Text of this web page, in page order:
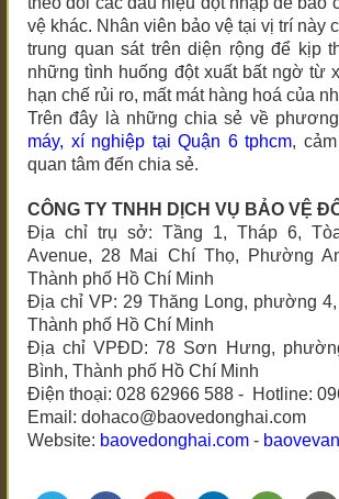
vệ khác. Nhân viên bảo vệ tại vị trí này
trung quan sát trên diện rộng để kịp
những tình huống đột xuất bất ngờ từ
hạn chế rủi ro, mất mát hàng hoá của
Trên đây là những chia sẻ về
máy, xí nghiệp tạiQuận 6 tphcm,
quan tâm đến chia sẻ.
CÔNG TY TNHH DỊCH VỤ BẢO VỆ
Địa chỉ trụ sở: Tầng 1, Tháp 6,
Avenue, 28 Mai Chí Thọ, Phường
Thành phố Hồ Chí Minh
Địa chỉ VP: 29 Thăng Long, phường
Thành phố Hồ Chí Minh
Địa chỉ VPĐD: 78 Sơn Hưng,
Bình, Thành phố Hồ Chí Minh
Điện thoại: 028 62966 588 - Hotline:
Email: dohaco@baovedonghai.com
Website: baovedonghai.com -